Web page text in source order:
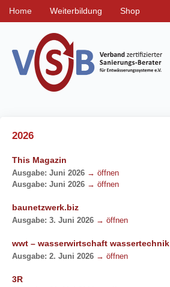
Home Weiterbildung Shop
2026
This Magazin
Ausgabe: Juni 2026 → öffnen
Ausgabe: Juni 2026 → öffnen
baunetzwerk.biz
Ausgabe: 3. Juni 2026 → öffnen
wwt – wasserwirtschaft wassertechnik
Ausgabe: 2. Juni 2026 → öffnen
3R